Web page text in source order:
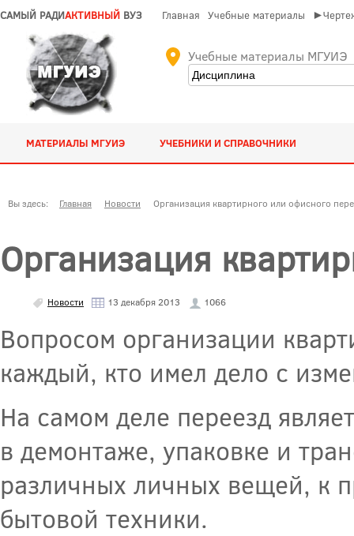
САМЫЙ РАДИАКТИВНЫЙ ВУЗ Главная Учебные материалы
Учебные материалы МГУИЭ
МАТЕРИАЛЫ МГУИЭ УЧЕБНИКИ И СПРАВОЧНИКИ
Вы здесь: Главная Новости Организация квартирного или офисного
Организация
Новости 13 декабря 2013 1066
Вопросом организации
каждый, кто имел дело с
На самом деле переезд
в демонтаже, упаковке и
различных личных вещей, к
бытовой техники.